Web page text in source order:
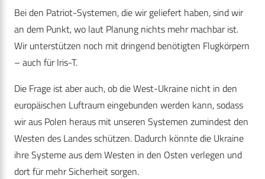
Bei den Patriot-Systemen, die wir geliefert haben, sind wir
an dem Punkt, wo laut Planung nichts mehr machbar ist.
Wir unterstützen noch mit dringend benötigten Flugkörpern
– auch für Iris-T.
Die Frage ist aber auch, ob die West-Ukraine nicht in den
europäischen Luftraum eingebunden werden kann, sodass
wir aus Polen heraus mit unseren Systemen zumindest den
Westen des Landes schützen. Dadurch könnte die Ukraine
ihre Systeme aus dem Westen in den Osten verlegen und
dort für mehr Sicherheit sorgen.